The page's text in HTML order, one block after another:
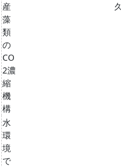
産
藻
類
の
CO
2濃
縮
機
構
水
環
境
で